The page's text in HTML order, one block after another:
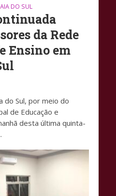
DO SUL
da Rede
Ensino em
do Sul, por meio do
de Educação e
desta última quinta-